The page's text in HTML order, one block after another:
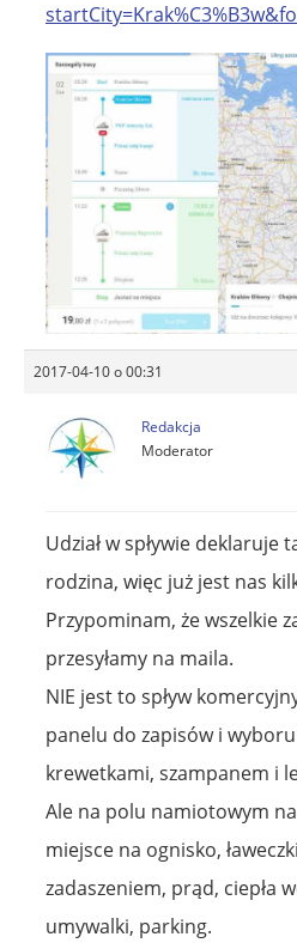
2017-04-10 o 00:31
Redakcja
Moderator
Udział w spływie deklaruje
rodzina, więc już jest nas
Przypominam, że wszelkie
przesyłamy na maila.
NIE jest to spływ
panelu do zapisów i
krewetkami, szampanem i
Ale na polu namiotowym
miejsce na ognisko,
zadaszeniem, prąd, ciepła
umywalki, parking.